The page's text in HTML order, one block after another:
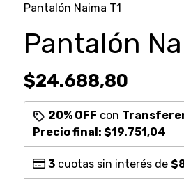
Pantalón Naima T1
Pantalón
$24.688,80
20% OFF con
Precio final: $19.751,04
3cuotas sin interés de